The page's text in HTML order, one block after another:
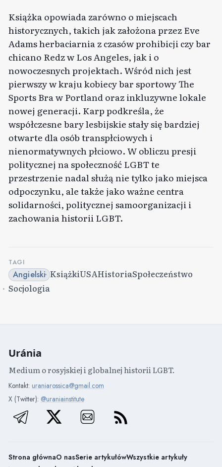
Książka opowiada zarówno o miejscach
historycznych, takich jak założona przez Eve
Adams herbaciarnia z czasów prohibicji czy bar
chicano Redz w Los Angeles, jak i o
nowoczesnych projektach. Wśród nich jest
pierwszy w kraju kobiecy bar sportowy The
Sports Bra w Portland oraz inkluzywne lokale
nowej generacji. Karp podkreśla, że
współczesne bary lesbijskie stały się bardziej
otwarte dla osób transpłciowych i
nienormatywnych płciowo. W obliczu presji
politycznej na społeczność LGBT te
przestrzenie nadal służą nie tylko jako miejsca
odpoczynku, ale także jako ważne centra
solidarności, politycznej samoorganizacji i
zachowania historii LGBT.
TAGI
Angielski KsiążkiUSAHistoriaSpołeczeństwo
Socjologia
Uránia
Medium o rosyjskiej i globalnej historii LGBT.
Kontakt: uraniarossica@gmail.com
X (Twitter): @uraniainstitute
Strona głównaO nasSerie artykułówWszystkie artykuły